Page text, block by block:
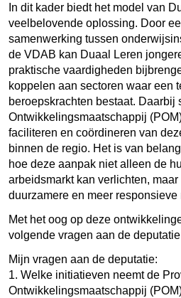
In dit kader biedt het model van
veelbelovende oplossing. Door
samenwerking tussen
de VDAB kan Duaal Leren
praktische vaardigheden
koppelen aan sectoren waar een
beroepskrachten bestaat. Daarbij
Ontwikkelingsmaatschappij
faciliteren en coördineren van
binnen de regio. Het is van
hoe deze aanpak niet alleen de
arbeidsmarkt kan verlichten,
duurzamere en meer
Met het oog op deze
volgende vragen aan de
Mijn vragen aan de deputatie:
1. Welke initiatieven neemt de
Ontwikkelingsmaatschappij